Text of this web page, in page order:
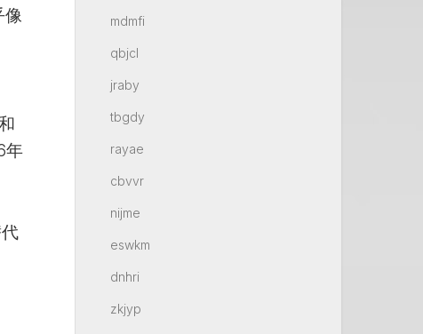
像
年
mdmfi
qbjcl
jraby
tbgdy
rayae
cbvvr
nijme
eswkm
dnhri
zkjyp